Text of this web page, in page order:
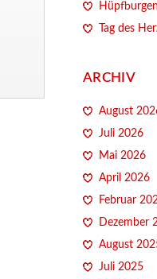
Tag des
ARCHIV
August
Juli 2026
Mai 2026
April 2026
Februar
Dezember
August
Juli 2025